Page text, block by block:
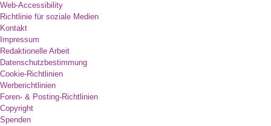
Web-Accessibility
Richtlinie für soziale Medien
Kontakt
Impressum
Redaktionelle Arbeit
Datenschutzbestimmung
Cookie-Richtlinien
Werberichtlinien
Foren- & Posting-Richtlinien
Copyright
Spenden